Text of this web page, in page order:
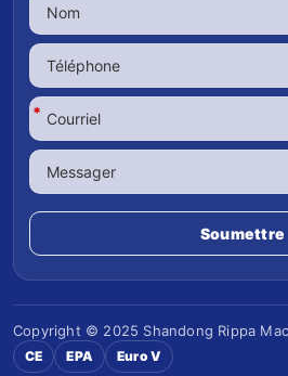
*
Copyright © 2025 Shandong Rippa
CE EPA Euro V